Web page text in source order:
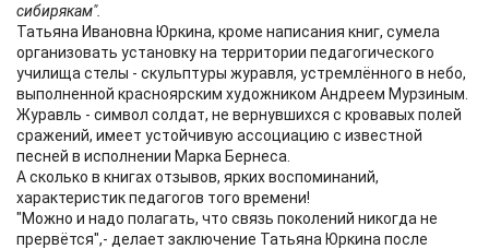
сибирякам".
Татьяна Ивановна Юркина, кроме написания книг, сумела
организовать установку на территории педагогического
училища стелы - скульптуры журавля, устремлённого в небо,
выполненной красноярским художником Андреем Мурзиным.
Журавль - символ солдат, не вернувшихся с кровавых полей
сражений, имеет устойчивую ассоциацию с известной
песней в исполнении Марка Бернеса.
А сколько в книгах отзывов, ярких воспоминаний,
характеристик педагогов того времени!
"Можно и надо полагать, что связь поколений никогда не
прервётся",- делает заключение Татьяна Юркина после